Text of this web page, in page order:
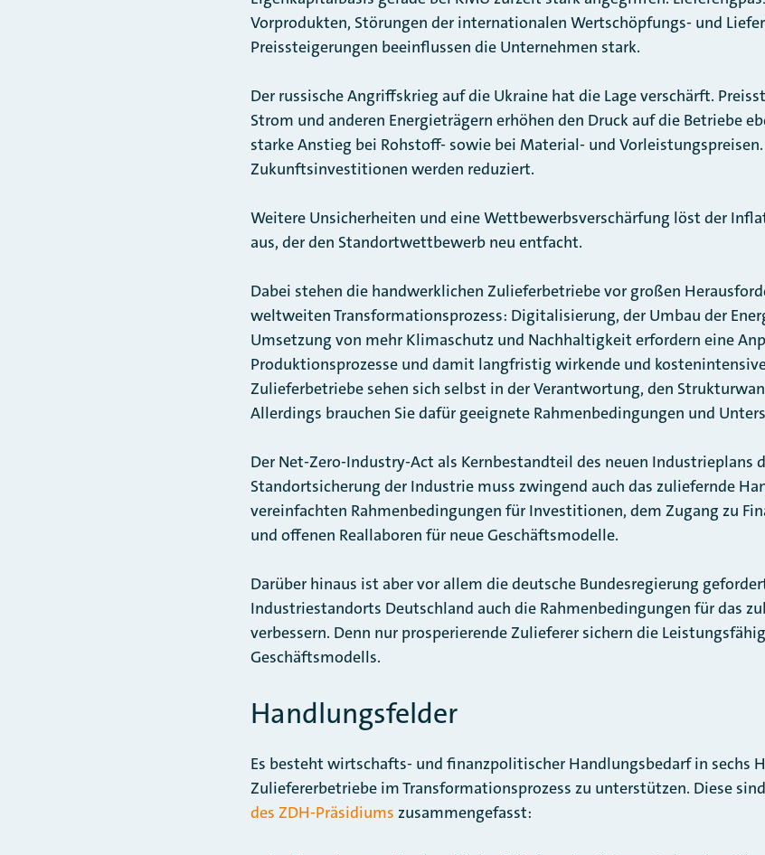
Vorprodukten, Störungen der internationalen Wertschöpfungs- und
Preissteigerungen beeinflussen die Unternehmen stark.
Der russische Angriffskrieg auf die Ukraine hat die Lage verschärft.
Strom und anderen Energieträgern erhöhen den Druck auf die Betriebe
starke Anstieg bei Rohstoff- sowie bei Material- und
Zukunftsinvestitionen werden reduziert.
Weitere Unsicherheiten und eine Wettbewerbsverschärfung löst der
aus, der den Standortwettbewerb neu entfacht.
Dabei stehen die handwerklichen Zulieferbetriebe vor großen
weltweiten Transformationsprozess: Digitalisierung, der Umbau der
Umsetzung von mehr Klimaschutz und Nachhaltigkeit erfordern eine
Produktionsprozesse und damit langfristig wirkende und
Zulieferbetriebe sehen sich selbst in der Verantwortung, den
Allerdings brauchen Sie dafür geeignete Rahmenbedingungen und
Der Net-Zero-Industry-Act als Kernbestandteil des neuen Industrieplans
Standortsicherung der Industrie muss zwingend auch das zuliefernde
vereinfachten Rahmenbedingungen für Investitionen, dem Zugang zu
und offenen Reallaboren für neue Geschäftsmodelle.
Darüber hinaus ist aber vor allem die deutsche Bundesregierung
Industriestandorts Deutschland auch die Rahmenbedingungen für das
verbessern. Denn nur prosperierende Zulieferer sichern die
Geschäftsmodells.
Handlungsfelder
Es besteht wirtschafts- und finanzpolitischer Handlungsbedarf in sechs
Zuliefererbetriebe im Transformationsprozess zu unterstützen. Diese
des ZDH-Präsidiums zusammengefasst: